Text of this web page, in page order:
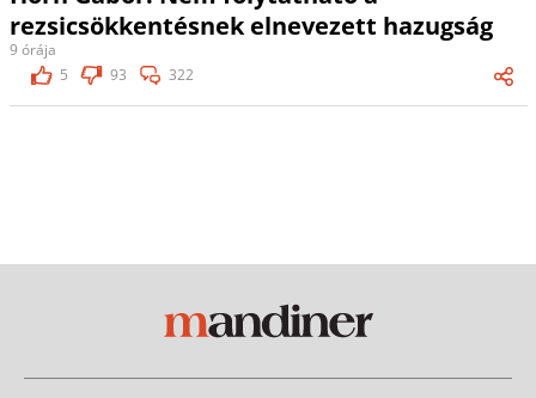
rezsicsökkentésnek elnevezett hazugság
9 órája
5
93 322